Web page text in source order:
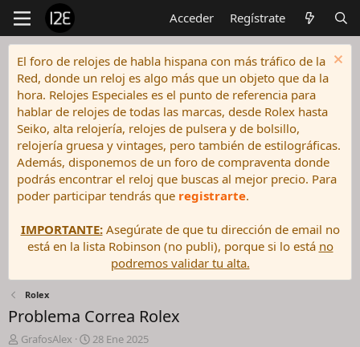
Acceder Regístrate
El foro de relojes de habla hispana con más tráfico de la
Red, donde un reloj es algo más que un objeto que da la
hora. Relojes Especiales es el punto de referencia para
hablar de relojes de todas las marcas, desde Rolex hasta
Seiko, alta relojería, relojes de pulsera y de bolsillo,
relojería gruesa y vintages, pero también de estilográficas.
Además, disponemos de un foro de compraventa donde
podrás encontrar el reloj que buscas al mejor precio. Para
poder participar tendrás que registrarte.
IMPORTANTE:Asegúrate de que tu dirección de email no
está en la lista Robinson (no publi), porque si lo está no
podremos validar tu alta.
Rolex
Problema Correa Rolex
IGrafosAlex
F
28 Ene 2025